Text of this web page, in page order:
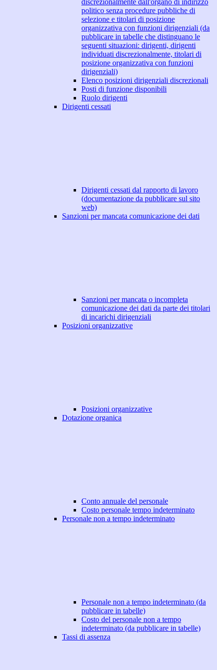
discrezionalmente dall'organo di indirizzo
politico senza procedure pubbliche di
selezione e titolari di posizione
organizzativa con funzioni dirigenziali (da
pubblicare in tabelle che distinguano le
seguenti situazioni: dirigenti, dirigenti
individuati discrezionalmente, titolari di
posizione organizzativa con funzioni
dirigenziali)
Elenco posizioni dirigenziali discrezionali
Posti di funzione disponibili
Ruolo dirigenti
Dirigenti cessati
Dirigenti cessati dal rapporto di lavoro
(documentazione da pubblicare sul sito
web)
Sanzioni per mancata comunicazione dei dati
Sanzioni per mancata o incompleta
comunicazione dei dati da parte dei titolari
di incarichi dirigenziali
Posizioni organizzative
Posizioni organizzative
Dotazione organica
Conto annuale del personale
Costo personale tempo indeterminato
Personale non a tempo indeterminato
Personale non a tempo indeterminato (da
pubblicare in tabelle)
Costo del personale non a tempo
indeterminato (da pubblicare in tabelle)
Tassi di assenza